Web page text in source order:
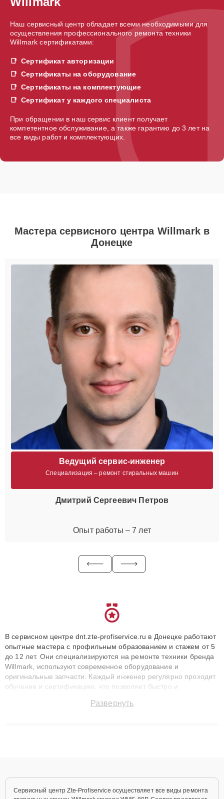
Наш сервисный центр обладает всеми необходимыми для
осуществления профессионального ремонта техники
Willmark сертификатами:
Сертификат авторизации
Сертификаты на оборудование
Сертификаты на комплектующие
Сертификат у каждого специалиста
При обращении в наш сервис клиент получает
компетентное обслуживание, а также гарантию до 3 лет на
все виды работ и комплектующих.
Мастера сервисного центра Willmark в
Донецке
Ведущий сервис-инженер
Специализация – ремонт стиральных машин
Дмитрий Сергеевич Петров
Опыт работы – 7 лет
В сервисном центре dnt.zte-profiservice.ru в Донецке работают
опытные мастера с профильным образованием и стажем от 5
до 12 лет. Они специализируются на ремонте техники бренда
Willmark, используют современное оборудование и
оригинальные запчасти. Каждый инженер регулярно проходит
обучение и сертификацию, что позволяет быстро и
сохранением гарантии до 3 лет. Наши мастера решают
Развернуть
Сервисный центр Zte-Profiservice осуществляет все виды ремонта